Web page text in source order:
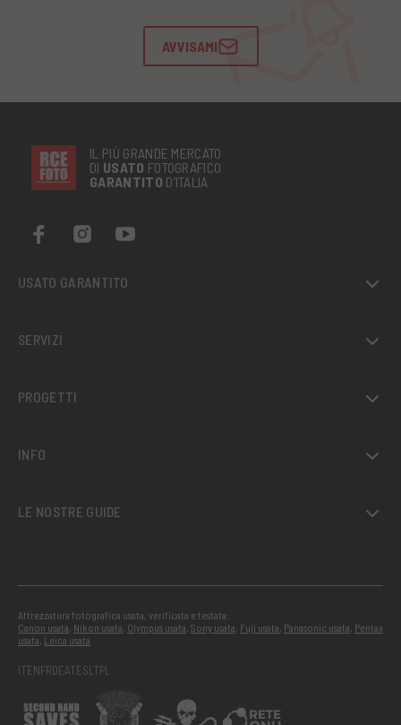
AVVISAMI
IL PIÙ GRANDE MERCATO
DI USATO FOTOGRAFICO
GARANTITO D’ITALIA
USATO GARANTITO
SERVIZI
PROGETTI
INFO
LE NOSTRE GUIDE
Attrezzatura fotografica usata, verificata e testata:
Canon usata, Nikon usata, Olympus usata, Sony usata, Fuji usata, Panasonic usata, Pentax
usata, Leica usata
ITENFRDEATESLTPL